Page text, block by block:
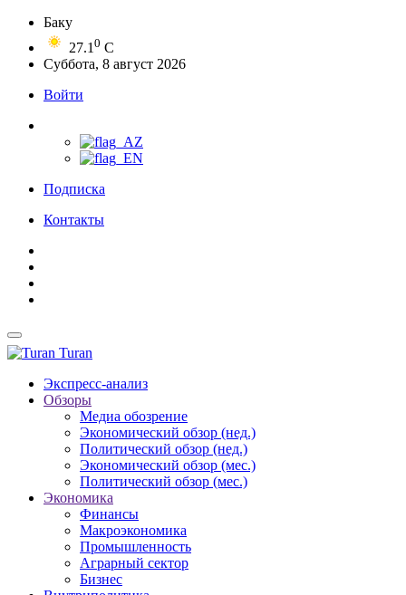
Баку
27.1 0 C
Суббота, 8 август 2026
Войти
Подписка
Контакты
Turan
Экспресс-анализ
Обзоры
Медиа обозрение
Экономический обзор (нед.)
Политический обзор (нед.)
Экономический обзор (мес.)
Политический обзор (мес.)
Экономика
Финансы
Макроэкономика
Промышленность
Аграрный сектор
Бизнес